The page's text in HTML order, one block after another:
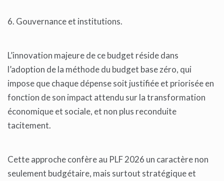
6. Gouvernance et institutions.
L’innovation majeure de ce budget réside dans
l’adoption de la méthode du budget base zéro, qui
impose que chaque dépense soit justifiée et priorisée en
fonction de son impact attendu sur la transformation
économique et sociale, et non plus reconduite
tacitement.
Cette approche confère au PLF 2026 un caractère non
seulement budgétaire, mais surtout stratégique et